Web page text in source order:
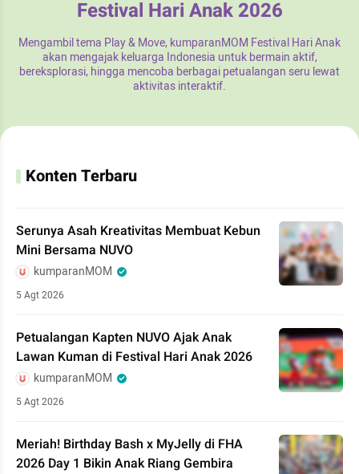
Festival Hari Anak 2026
Mengambil tema Play & Move, kumparanMOM Festival Hari Anak
akan mengajak keluarga Indonesia untuk bermain aktif,
bereksplorasi, hingga mencoba berbagai petualangan seru lewat
aktivitas interaktif.
Konten Terbaru
Serunya Asah Kreativitas Membuat Kebun
Mini Bersama NUVO
kumparanMOM
5 Agt 2026
Petualangan Kapten NUVO Ajak Anak
Lawan Kuman di Festival Hari Anak 2026
kumparanMOM
5 Agt 2026
Meriah! Birthday Bash x MyJelly di FHA
2026 Day 1 Bikin Anak Riang Gembira